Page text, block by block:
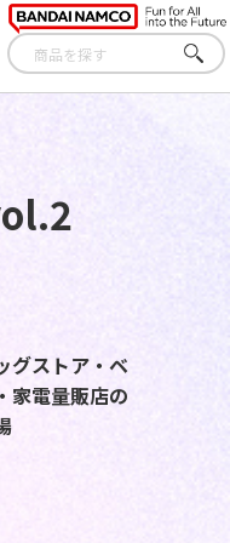
さが
す
グストア・ベ
家電量販店の